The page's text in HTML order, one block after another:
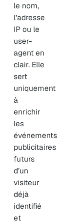
le nom,
l’adresse
IP ou le
user-
agent en
clair. Elle
sert
uniquement
à
enrichir
les
événements
publicitaires
futurs
d’un
visiteur
déjà
identifié
et